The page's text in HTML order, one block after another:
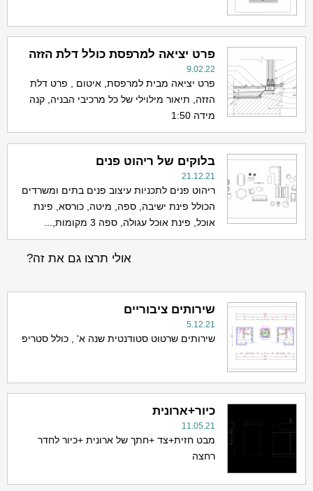
פרט יציאה למרפסת כולל דלת הזזה
9.02.22
פרט יציאה מבית למרפסת, איטום , פרט דלת
הזזה, תיאור מילוילי של כל מרכיבי הבניה, קנה
מידה 1:50
בלוקים של ריהוט פנים
21.12.21
ריהוט פנים לתכניות עיצוב פנים בתים ומשרדים
הכולל פינת ישיבה, ספה, מיטה, כורסא, פינת
אוכל, פינת אוכל עגולה, ספה 3 מקומות,...
אולי תרצו גם את זה?
שירותים ציבוריים
5.12.21
שירותים שרטוט סטודנטית שנה א' , כולל סטריפ
כיור+ארונית
11.05.21
מבט חזית+צד +חתך של ארונית +כיור לחדר
רחצה